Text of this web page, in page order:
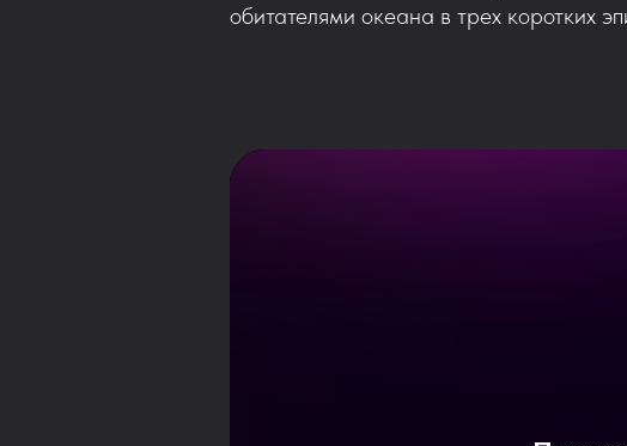
обитателями океана в трех коротких